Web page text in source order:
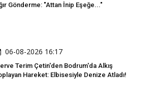
Gönderme: "Attan İnip Eşeğe..."
06-08-2026 16:17
Terim Çetin'den Bodrum'da Alkış
Hareket: Elbisesiyle Denize Atladı!